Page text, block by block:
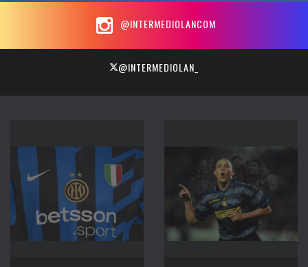
@INTERMEDIOLANCOM
@INTERMEDIOLAN_